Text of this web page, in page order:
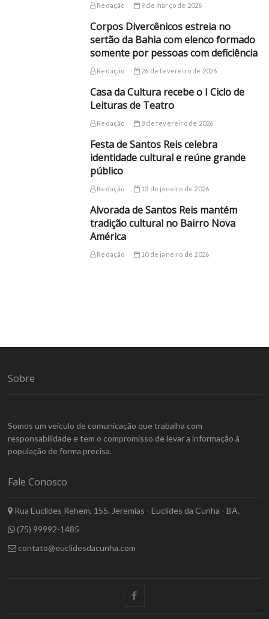
Redação 9 de março de 2026
Corpos Divercênicos estreia no
sertão da Bahia com elenco formado
somente por pessoas com deficiência
Redação 26 de fevereiro de 2026
Casa da Cultura recebe o I Ciclo de
Leituras de Teatro
Redação 8 de fevereiro de 2026
Festa de Santos Reis celebra
identidade cultural e reúne grande
público
Redação 13 de janeiro de 2026
Alvorada de Santos Reis mantém
tradição cultural no Bairro Nova
América
Redação 10 de janeiro de 2026
Sobre
Somos um veículo de comunicação que trabalha com
responsabilidade e tem o compromisso de levar a informação à
população de forma precisa.
Fale Conosco
Rua Euclides Rehem, 155. Jeremias - Euclides da Cunha - BA.
(75) 99992-1485
contato@euclidesdacunha.com
facebook